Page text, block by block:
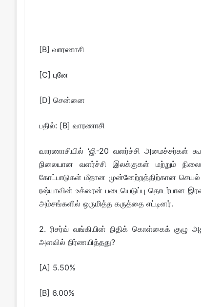
[B] வாரணாசி
[C] புனே
[D] சென்னை
பதில்: [B] வாரணாசி
வாரணாசியில் ‘ஜி-20 வளர்ச்சி அமைச்சர்கள்
நிலையான வளர்ச்சி இலக்குகள் மற்றும்
கோட்பாடுகள் மீதான முன்னேற்றத்திற்கான செயல்
ரஷ்யாவின் உக்ரைன் படையெடுப்பு தொடர்பான
அம்சங்களில் ஒருமித்த கருத்தை எட்டினர்.
2. ரிசர்வ் வங்கியின் நிதிக் கொள்கைக் குழு
அளவில் நிர்ணயித்தது?
[A] 5.50%
[B] 6.00%